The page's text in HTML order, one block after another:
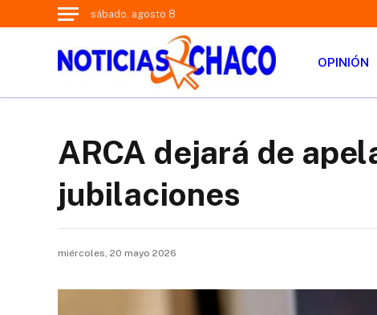
sábado, agosto 8
OPINIÓN
ARCA dejará de
jubilaciones
miércoles, 20 mayo 2026